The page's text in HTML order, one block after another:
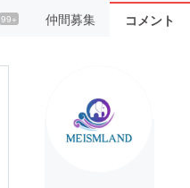
99+ 仲間募集 コメント